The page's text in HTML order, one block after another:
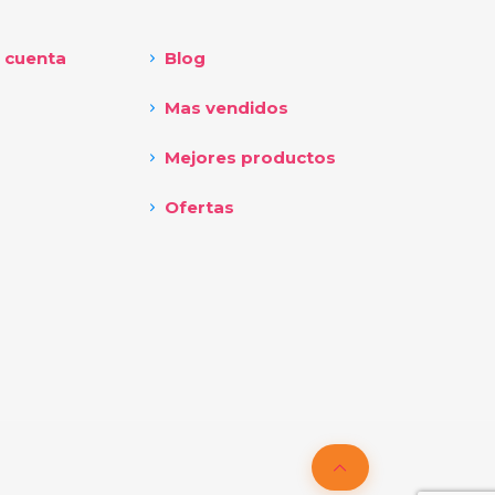
cuenta Blog
Mas vendidos
Mejores productos
Ofertas